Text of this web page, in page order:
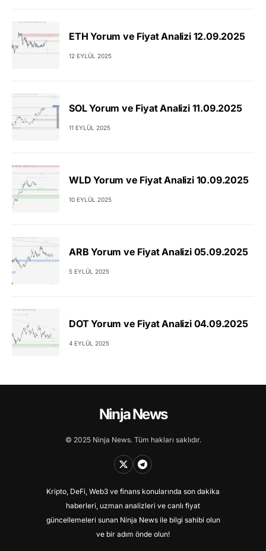
ETH Yorum ve Fiyat Analizi 12.09.2025
12 EYLÜL 2025
SOL Yorum ve Fiyat Analizi 11.09.2025
11 EYLÜL 2025
WLD Yorum ve Fiyat Analizi 10.09.2025
10 EYLÜL 2025
ARB Yorum ve Fiyat Analizi 05.09.2025
5 EYLÜL 2025
DOT Yorum ve Fiyat Analizi 04.09.2025
4 EYLÜL 2025
Ninja News
© 2025 Ninja News. Tüm hakları saklıdır.
Kripto, DeFi, Web3 ve finans konularında son dakika
haberleri, uzman analizleri ve canlı fiyat
güncellemeleri sunan Ninja News ile bilgi sahibi olun
ve bir adım önde olun!